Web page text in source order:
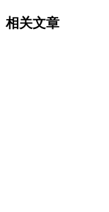
相关文章